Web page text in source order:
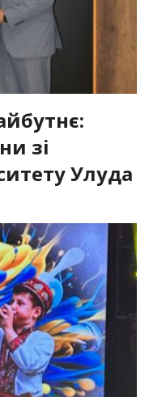
зі
Улуда